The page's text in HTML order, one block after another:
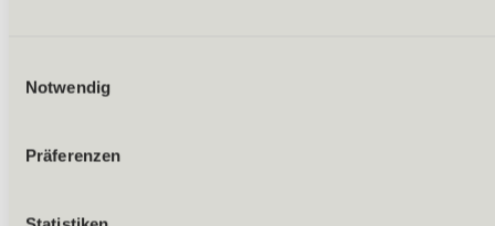
Notwendig
Präferenzen